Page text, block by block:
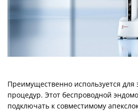
Преимущественно используется для
процедур. Этот беспроводной
подключать к совместимому